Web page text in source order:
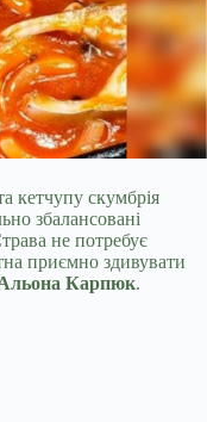
кетчупу скумбрія
збалансовані
не потребує
приємно здивувати
Карпюк.